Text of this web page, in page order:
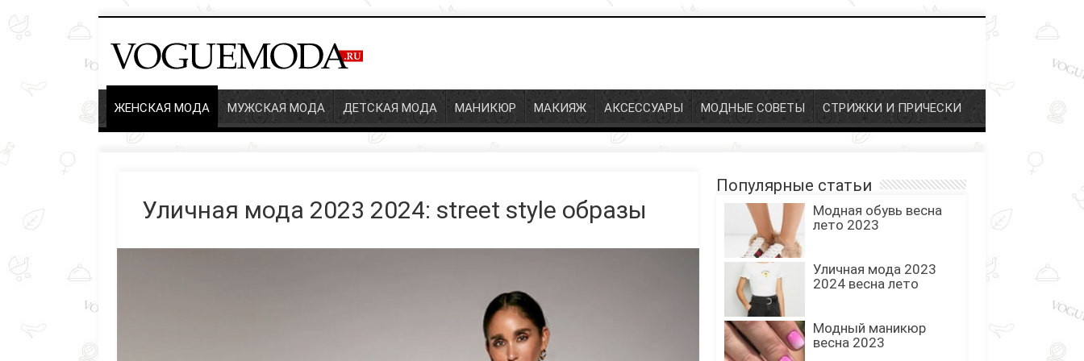
ЖЕНСКАЯ МОДА МУЖСКАЯ МОДА ДЕТСКАЯ МОДА МАНИКЮР МАКИЯЖ АКСЕССУАРЫ МОДНЫЕ СОВЕТЫ СТРИЖКИ И ПРИЧЕСКИ
Уличная мода 2023 2024: street style образы
Популярные статьи
Модная обувь весна
лето 2023
Уличная мода 2023
2024 весна лето
Модный маникюр
весна 2023